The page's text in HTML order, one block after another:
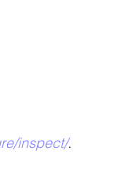
inspect/.